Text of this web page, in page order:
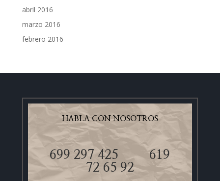
abril 2016
marzo 2016
febrero 2016
HABLA CON NOSOTROS
699 297 425619
72 65 92